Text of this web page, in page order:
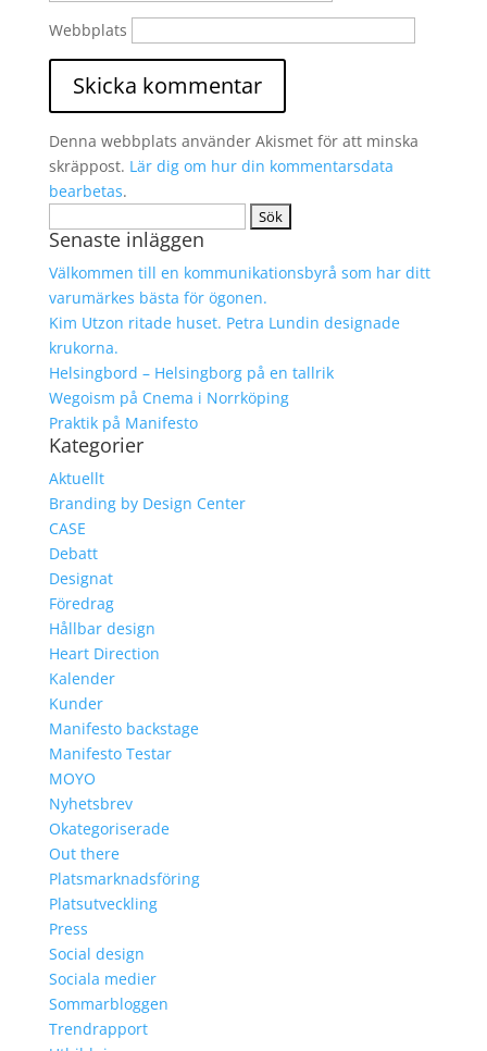
Webbplats
Denna webbplats använder Akismet för att minska
skräppost. Lär dig om hur din kommentarsdata
bearbetas.
efter:
Senaste inläggen
Välkommen till en kommunikationsbyrå som har ditt
varumärkes bästa för ögonen.
Kim Utzon ritade huset. Petra Lundin designade
krukorna.
Helsingbord – Helsingborg på en tallrik
Wegoism på Cnema i Norrköping
Praktik på Manifesto
Kategorier
Aktuellt
Branding by Design Center
CASE
Debatt
Designat
Föredrag
Hållbar design
Heart Direction
Kalender
Kunder
Manifesto backstage
Manifesto Testar
MOYO
Nyhetsbrev
Okategoriserade
Out there
Platsmarknadsföring
Platsutveckling
Press
Social design
Sociala medier
Sommarbloggen
Trendrapport